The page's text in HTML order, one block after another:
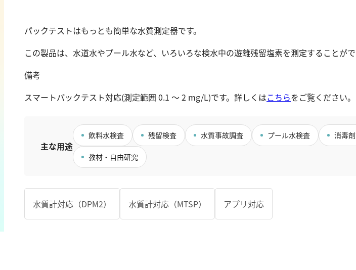
パックテストはもっとも簡単な水質測定器です。
この製品は、水道水やプール水など、いろいろな検水中の遊離残留塩素を測定することがで
備考
スマートパックテスト対応(測定範囲 0.1 ～ 2 mg/L)です。詳しくはこちらをご覧ください。
主な用途
飲料水検査 残留検査 水質事故調査 プール水検査 消毒
教材・自由研究
水質計対応（DPM2） 水質計対応（MTSP） アプリ対応
亜鉛
カドミウム
鉄
ニッケル
マンガン
モリブデン
BOD
COD
過マンガン酸カリウム消費量
全硬度
マグネシウム
遊離残留塩素
亜硫酸
硫酸